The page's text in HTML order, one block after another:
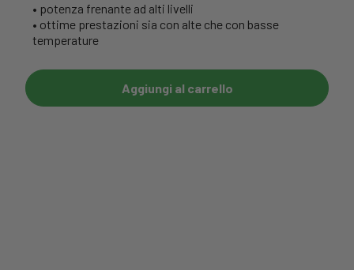
• potenza frenante ad alti livelli
• ottime prestazioni sia con alte che con basse
temperature
Aggiungi al carrello